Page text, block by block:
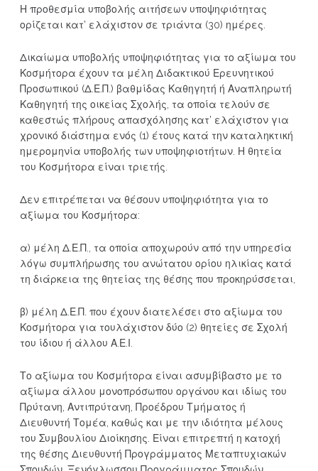
Η προθεσμία υποβολής αιτήσεων υποψηφιότητας
ορίζεται κατ’ ελάχιστον σε τριάντα (30) ημέρες.
Δικαίωμα υποβολής υποψηφιότητας για το αξίωμα του
Κοσμήτορα έχουν τα μέλη Διδακτικού Ερευνητικού
Προσωπικού (Δ.Ε.Π.) βαθμίδας Καθηγητή ή Αναπληρωτή
Καθηγητή της οικείας Σχολής, τα οποία τελούν σε
καθεστώς πλήρους απασχόλησης κατ’ ελάχιστον για
χρονικό διάστημα ενός (1) έτους κατά την καταληκτική
ημερομηνία υποβολής των υποψηφιοτήτων. Η θητεία
του Κοσμήτορα είναι τριετής.
Δεν επιτρέπεται να θέσουν υποψηφιότητα για το
αξίωμα του Κοσμήτορα:
α) μέλη Δ.Ε.Π., τα οποία αποχωρούν από την υπηρεσία
λόγω συμπλήρωσης του ανώτατου ορίου ηλικίας κατά
τη διάρκεια της θητείας της θέσης που προκηρύσσεται,
β) μέλη Δ.Ε.Π. που έχουν διατελέσει στο αξίωμα του
Κοσμήτορα για τουλάχιστον δύο (2) θητείες σε Σχολή
του ίδιου ή άλλου Α.Ε.Ι.
Το αξίωμα του Κοσμήτορα είναι ασυμβίβαστο με το
αξίωμα άλλου μονοπρόσωπου οργάνου και ιδίως του
Πρύτανη, Αντιπρύτανη, Προέδρου Τμήματος ή
Διευθυντή Τομέα, καθώς και με την ιδιότητα μέλους
του Συμβουλίου Διοίκησης. Είναι επιτρεπτή η κατοχή
της θέσης Διευθυντή Προγράμματος Μεταπτυχιακών